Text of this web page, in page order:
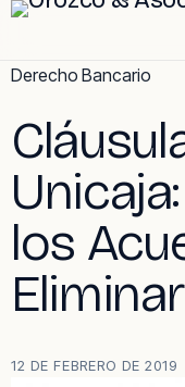
Skip
content
Derecho Bancario
los
12 DE FEBRERO DE 2019